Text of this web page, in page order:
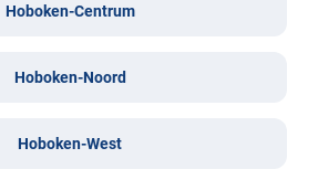
Hoboken-Centrum
Hoboken-Noord
Hoboken-West